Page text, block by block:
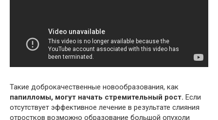
Такие доброкачественные новообразования, как
папилломы, могут начать стремительный рост. Если
отсутствует эффективное лечение в результате слияния
отростков возможно образование большой опухоли